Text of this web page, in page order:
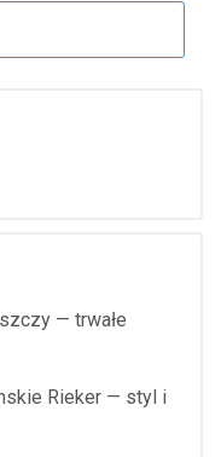
— trwałe
Rieker — styl i